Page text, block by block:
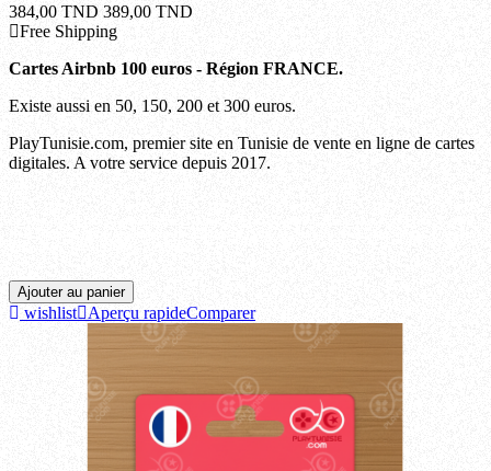
384,00 TND 389,00 TND
Free Shipping
Cartes Airbnb 100 euros - Région FRANCE.
Existe aussi en 50, 150, 200 et 300 euros.
PlayTunisie.com, premier site en Tunisie de vente en ligne de cartes
digitales. A votre service depuis 2017.
Ajouter au panier
wishlist Aperçu rapideComparer